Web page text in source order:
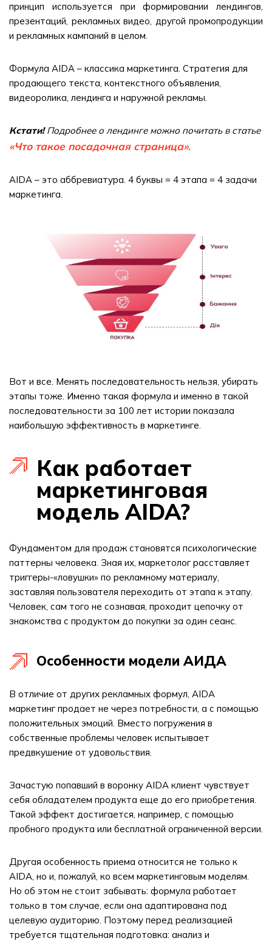
принцип используется при формировании лендингов,
презентаций, рекламных видео, другой промопродукции
и рекламных кампаний в целом.
Формула AIDA – классика маркетинга. Стратегия для
продающего текста, контекстного объявления,
видеоролика, лендинга и наружной рекламы.
Кстати!Подробнее о лендинге можно почитать в статье
«Что такое посадочная страница».
AIDA – это аббревиатура. 4 буквы = 4 этапа = 4 задачи
маркетинга.
Вот и все. Менять последовательность нельзя, убирать
этапы тоже. Именно такая формула и именно в такой
последовательности за 100 лет истории показала
наибольшую эффективность в маркетинге.
Как работает
маркетинговая
модель AIDA?
Фундаментом для продаж становятся психологические
паттерны человека. Зная их, маркетолог расставляет
триггеры-«ловушки» по рекламному материалу,
заставляя пользователя переходить от этапа к этапу.
Человек, сам того не сознавая, проходит цепочку от
знакомства с продуктом до покупки за один сеанс.
Особенности модели АИДА
В отличие от других рекламных формул, AIDA
маркетинг продает не через потребности, а с помощью
положительных эмоций. Вместо погружения в
собственные проблемы человек испытывает
предвкушение от удовольствия.
Зачастую попавший в воронку AIDA клиент чувствует
себя обладателем продукта еще до его приобретения.
Такой эффект достигается, например, с помощью
пробного продукта или бесплатной ограниченной версии.
Другая особенность приема относится не только к
AIDA, но и, пожалуй, ко всем маркетинговым моделям.
Но об этом не стоит забывать: формула работает
только в том случае, если она адаптирована под
целевую аудиторию. Поэтому перед реализацией
требуется тщательная подготовка: анализ и